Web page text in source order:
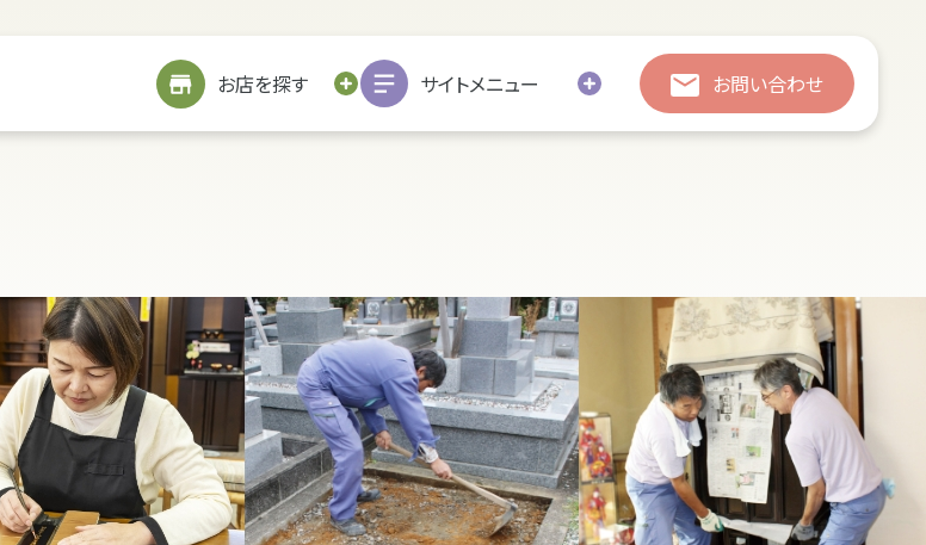
お店を探す サイトメニュー お問い合わせ
サイトメニューを見る 総合お問い合わせ
お近くのお店を探す 総合お問い合わせ
お引越し
お客様の声
戒名書き 修繕
お客様の声
処分・廃棄
クリーニング 追加彫刻
引越し 墓じまい
お客様の声
海洋散骨サービスについての
お問い合わせ